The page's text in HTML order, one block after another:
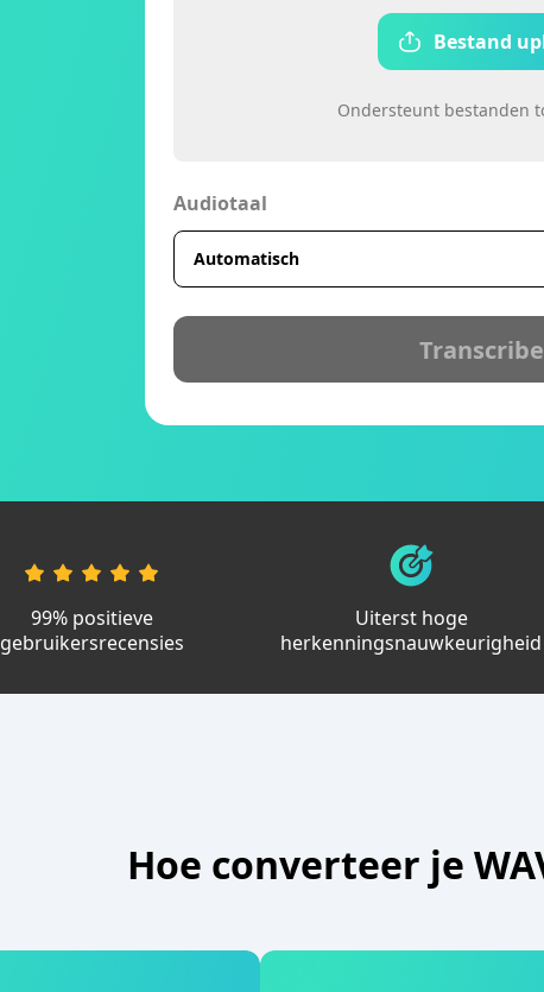
Bestand
Ondersteunt bestanden
Audiotaal
99% positieve
gebruikersrecensies
Uiterst hoge
herkenningsnauwkeurigheid
Hoe converteer je